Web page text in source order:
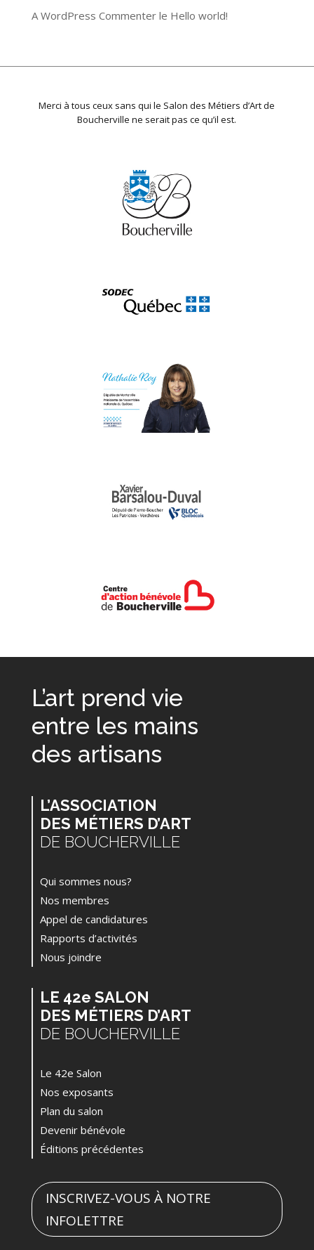
A WordPress Commenterle Hello world!
Merci à tous ceux sans qui le Salon des Métiers d’Art de
Boucherville ne serait pas ce qu’il est.
L’art prend vie
entre les mains
des artisans
L’ASSOCIATION
DES MÉTIERS D’ART
DE BOUCHERVILLE
Qui sommes nous?
Nos membres
Appel de candidatures
Rapports d’activités
Nous joindre
LE 42e SALON
DES MÉTIERS D’ART
DE BOUCHERVILLE
Le 42e Salon
Nos exposants
Plan du salon
Devenir bénévole
Éditions précédentes
INSCRIVEZ-VOUS À NOTRE
INFOLETTRE